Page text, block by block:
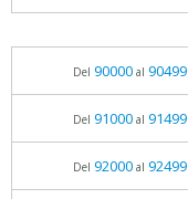
Del 90000al 90499
Del 91000al 91499
Del 92000al 92499